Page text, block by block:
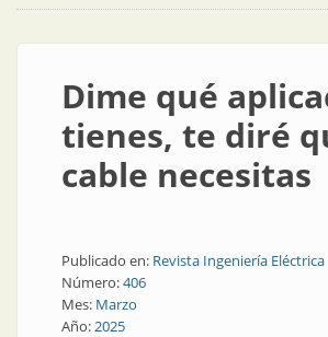
Dime qué
tienes, te diré
cable necesitas
Publicado en: Revista Ingeniería Eléctrica
Número:406
Mes: Marzo
Año:2025